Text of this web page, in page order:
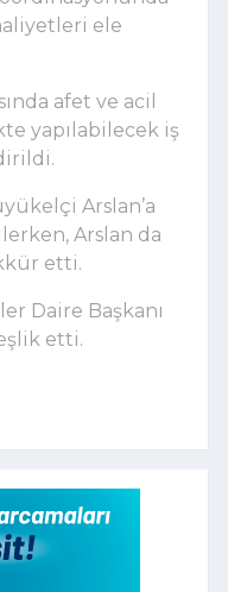
ele
afet ve acil
yapılabilecek iş
Arslan’a
Arslan da
etti.
Daire Başkanı
etti.